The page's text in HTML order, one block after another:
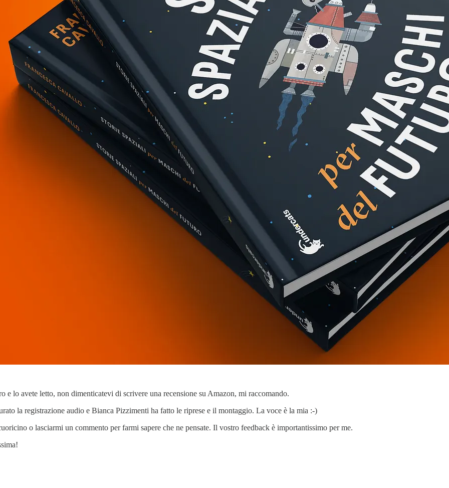
e lo avete letto, non dimenticatevi di scrivere una recensione su Amazon, mi raccomando.
la registrazione audio e Bianca Pizzimenti ha fatto le riprese e il montaggio. La voce è la mia :-)
o lasciarmi un commento per farmi sapere che ne pensate. Il vostro feedback è importantissimo per me.